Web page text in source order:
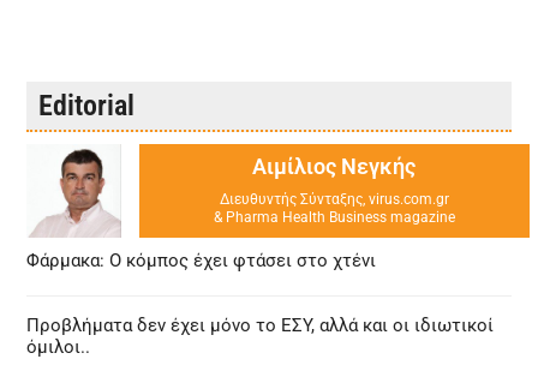
Editorial
Αιμίλιος Νεγκής
Διευθυντής Σύνταξης, virus.com.gr
& Pharma Health Business magazine
Φάρμακα: Ο κόμπος έχει φτάσει στο χτένι
Προβλήματα δεν έχει μόνο το ΕΣΥ, αλλά και οι ιδιωτικοί
όμιλοι..